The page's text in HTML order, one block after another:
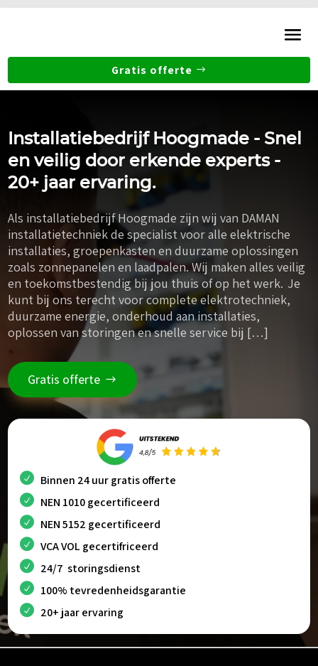
Gratis offerte
Installatiebedrijf Hoogmade - Snel
en veilig door erkende experts -
20+ jaar ervaring.
Als installatiebedrijf Hoogmade zijn wij van DAMAN
installatietechniek de specialist voor alle elektrische
installaties, groepenkasten en duurzame oplossingen
zoals zonnepanelen en laadpalen. Wij maken alles veilig
en toekomstbestendig bij jou thuis of op het werk. Je
kunt bij ons terecht voor complete elektrotechniek,
duurzame energie, onderhoud aan installaties,
oplossen van storingen en snelle service bij […]
Gratis offerte
Binnen 24 uur gratis offerte
NEN 1010 gecertificeerd
NEN 5152 gecertificeerd
VCA VOL gecertifriceerd
24/7 storingsdienst
100% tevredenheidsgarantie
20+ jaar ervaring